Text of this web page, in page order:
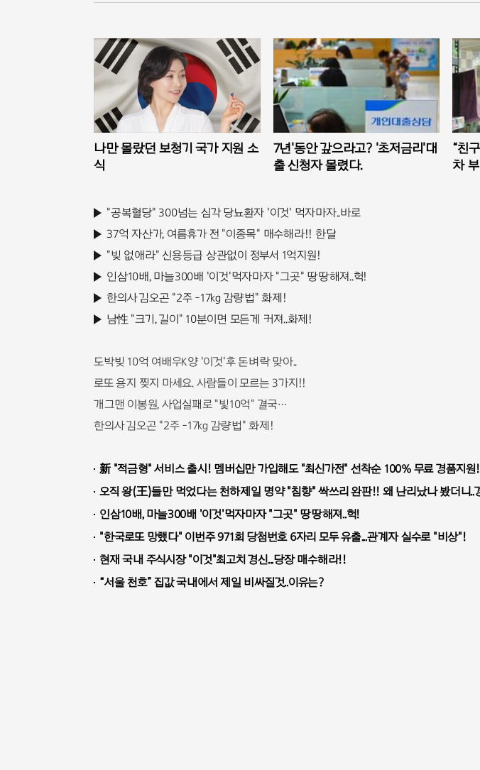
나만 몰랐던 보청기 국가 지원 소
식
7년'동안 갚으라고? '초저금리'대
출 신청자 몰렸다.
“친
차
"공복혈당" 300넘는 심각 당뇨환자 '이것' 먹자마자..바로
37억 자산가, 여름휴가 전 "이종목" 매수해라!! 한달
"빚 없애라" 신용등급 상관없이 정부서 1억지원!
인삼10배, 마늘300배 '이것'먹자마자 "그곳" 땅땅해져..헉!
한의사 김오곤 "2주 -17kg 감량법" 화제!
남性 "크기, 길이" 10분이면 모든게 커져..화제!
도박빚 10억 여배우K양 '이것'후 돈벼락 맞아..
로또 용지 찢지 마세요. 사람들이 모르는 3가지!!
개그맨 이봉원, 사업실패로 "빛10억" 결국…
한의사 김오곤 "2주 -17kg 감량법" 화제!
新 "적금형" 서비스 출시! 멤버십만 가입해도 "최신가전" 선착순 100% 무료 경품지원
오직 왕(王)들만 먹었다는 천하제일 명약 "침향" 싹쓰리 완판!! 왜 난리났나 봤더니..
인삼10배, 마늘300배 '이것'먹자마자 "그곳" 땅땅해져..헉!
"한국로또 망했다" 이번주 971회 당첨번호 6자리 모두 유출...관계자 실수로 "비상"!
현재 국내 주식시장 "이것"최고치 경신...당장 매수해라!!
“서울 천호” 집값 국내에서 제일 비싸질것..이유는?